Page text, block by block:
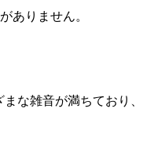
ありません。
な雑音が満ちており、